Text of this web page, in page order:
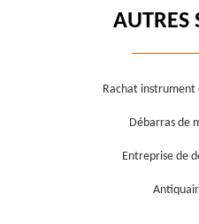
AUTRES
Rachat instrument
Débarras de
Entreprise de